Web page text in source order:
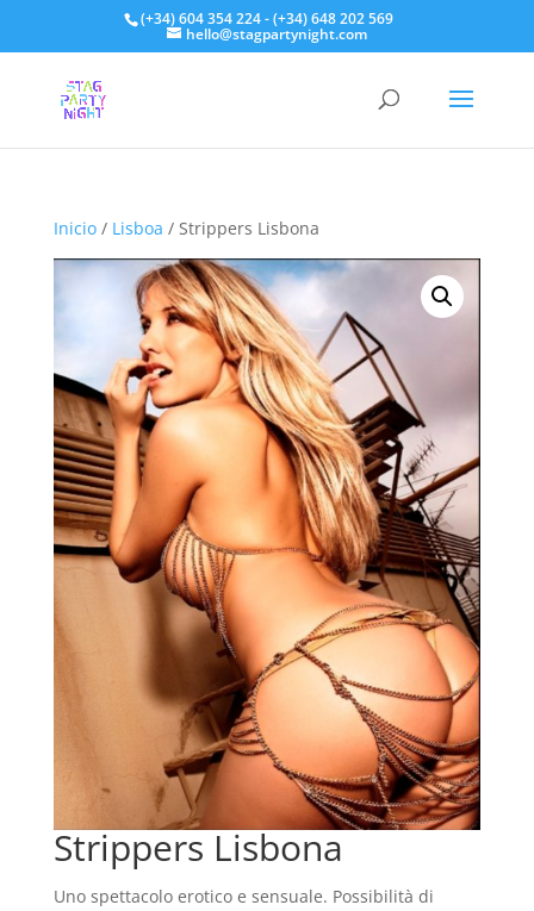
(+34) 604 354 224 - (+34) 648 202 569
hello@stagpartynight.com
Inicio/ Lisboa / Strippers Lisbona
Strippers Lisbona
Uno spettacolo erotico e sensuale. Possibilità di